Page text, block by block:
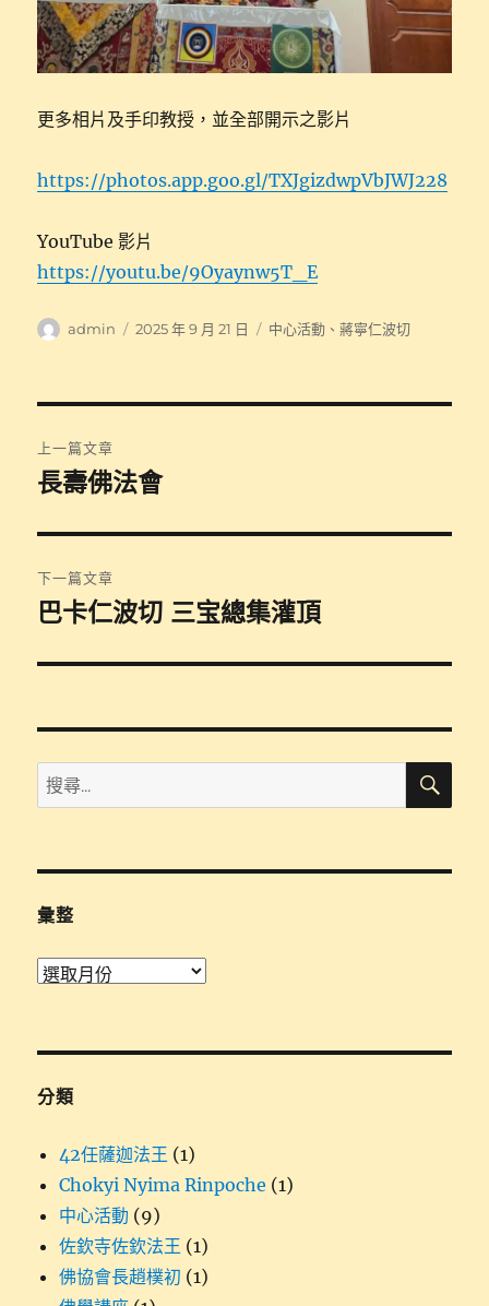
更多相片及手印教授，並全部開示之影片
https://photos.app.goo.gl/TXJgizdwpVbJWJ228
YouTube 影片
https://youtu.be/9Oyaynw5T_E
作
admin
發
2025 年 9 月 21 日
分
中心活動 、蔣寧仁波切
章
覽
上一篇文章
上
篇
文
章:
長壽佛法會
下一篇文章
下
篇
章:
巴卡仁波切 三宝總集灌頂
搜
尋
鍵
搜
彙整
彙
分類
42任薩迦法王 (1)
Chokyi Nyima Rinpoche (1)
中心活動 (9)
佐欽寺佐欽法王 (1)
佛協會長趙樸初 (1)